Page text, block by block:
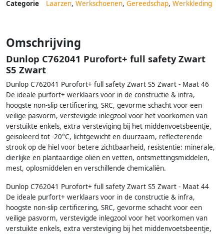
Categorie Laarzen, Werkschoenen, Gereedschap, Werkkleding
Omschrijving
Dunlop C762041 Purofort+ full safety Zwart
S5 Zwart
Dunlop C762041 Purofort+ full safety Zwart S5 Zwart - Maat 46
De ideale purfort+ werklaars voor in de constructie & infra,
hoogste non-slip certificering, SRC, gevorme schacht voor een
veilige pasvorm, verstevigde inlegzool voor het voorkomen van
verstuikte enkels, extra versteviging bij het middenvoetsbeentje,
geïsoleerd tot -20°C, lichtgewicht en duurzaam, reflecterende
strook op de hiel voor betere zichtbaarheid, resistentie: minerale,
dierlijke en plantaardige oliën en vetten, ontsmettingsmiddelen,
mest, oplosmiddelen en verschillende chemicaliën.
Dunlop C762041 Purofort+ full safety Zwart S5 Zwart - Maat 44
De ideale purfort+ werklaars voor in de constructie & infra,
hoogste non-slip certificering, SRC, gevorme schacht voor een
veilige pasvorm, verstevigde inlegzool voor het voorkomen van
verstuikte enkels, extra versteviging bij het middenvoetsbeentje,